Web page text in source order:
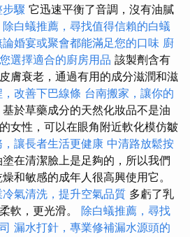
驟 它迅速平衡了音調，沒有油膩
除白蟻推薦，尋找值得信賴的白蟻
婚宴或聚會都能滿足您的口味 廚
選擇適合的廚房用品 該製劑含有
膚衰老，通過有用的成分滋潤和滋
改善下巴線條 台南搬家，讓你的
基於草藥成分的天然化妝品不是油
女性，可以在眼角附近軟化模仿皺
讓長者生活更健康 中清路放鬆按
在清潔臉上是足夠的，所以我們
和敏感的成年人很高興使用它。
冷氣清洗，提升空氣品質 多虧了乳
軟，更光滑。 除白蟻推薦，尋找
漏水打針，專業修補漏水源頭的